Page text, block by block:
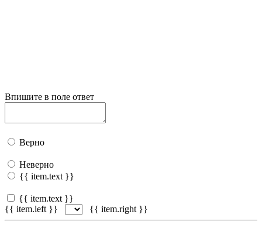
Впишите в поле ответ
Верно
Неверно
{{ item.text }}
{{ item.text }}
{{ item.left }}
{{ item.right }}